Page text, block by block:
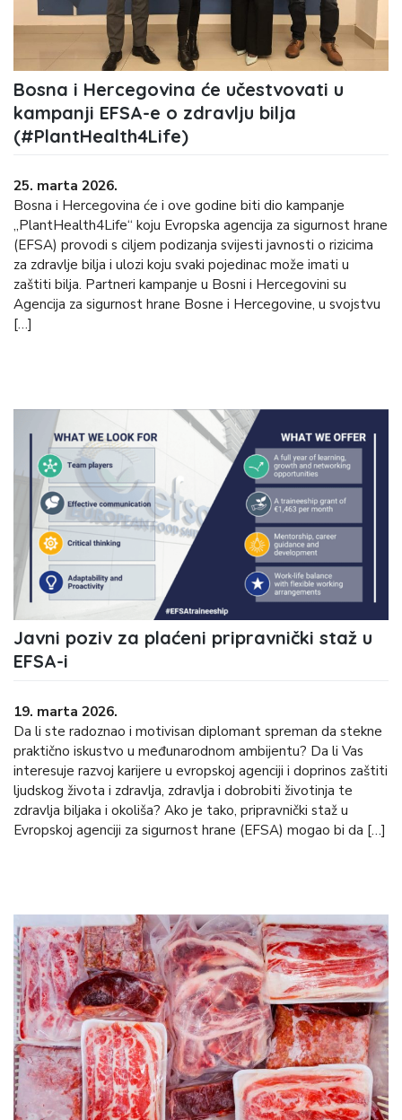
Bosna i Hercegovina će učestvovati u
kampanji EFSA-e o zdravlju bilja
(#PlantHealth4Life)
25. marta 2026.
Bosna i Hercegovina će i ove godine biti dio kampanje
„PlantHealth4Life“ koju Evropska agencija za sigurnost hrane
(EFSA) provodi s ciljem podizanja svijesti javnosti o rizicima
za zdravlje bilja i ulozi koju svaki pojedinac može imati u
zaštiti bilja. Partneri kampanje u Bosni i Hercegovini su
Agencija za sigurnost hrane Bosne i Hercegovine, u svojstvu
[…]
Javni poziv za plaćeni pripravnički staž u
EFSA-i
19. marta 2026.
Da li ste radoznao i motivisan diplomant spreman da stekne
praktično iskustvo u međunarodnom ambijentu? Da li Vas
interesuje razvoj karijere u evropskoj agenciji i doprinos zaštiti
ljudskog života i zdravlja, zdravlja i dobrobiti životinja te
zdravlja biljaka i okoliša? Ako je tako, pripravnički staž u
Evropskoj agenciji za sigurnost hrane (EFSA) mogao bi da […]